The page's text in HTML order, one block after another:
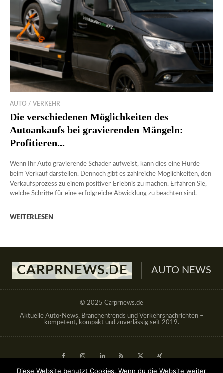
AUTO / VERKEHR
Die verschiedenen Möglichkeiten des
Autoankaufs bei gravierenden Mängeln:
Profitieren...
Wenn Ihr Auto gravierende Schäden aufweist, kann dies eine Hürde
beim Verkauf darstellen. Dennoch gibt es zahlreiche Möglichkeiten, den
Verkaufsprozess zu einem positiven Erlebnis zu machen. Erfahren Sie,
welche Schritte für eine erfolgreiche Abwicklung zu beachten sind.
WEITERLESEN
CARPRNEWS.DE AUTO NEWS
© 2025 Carprnews.de
Aktuelle Auto-News, Branchentrends und Verkehrsnachrichten –
kompetent, kompakt und zuverlässig seit 2019.
Diese Website benutzt Cookies. Wenn du die Website weiter